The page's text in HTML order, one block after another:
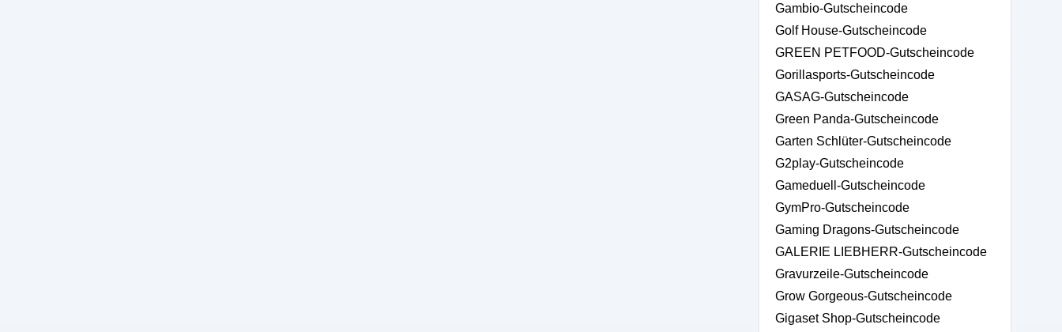
Gambio-Gutscheincode
Golf House-Gutscheincode
GREEN PETFOOD-Gutscheincode
Gorillasports-Gutscheincode
GASAG-Gutscheincode
Green Panda-Gutscheincode
Garten Schlüter-Gutscheincode
G2play-Gutscheincode
Gameduell-Gutscheincode
GymPro-Gutscheincode
Gaming Dragons-Gutscheincode
GALERIE LIEBHERR-Gutscheincode
Gravurzeile-Gutscheincode
Grow Gorgeous-Gutscheincode
Gigaset Shop-Gutscheincode